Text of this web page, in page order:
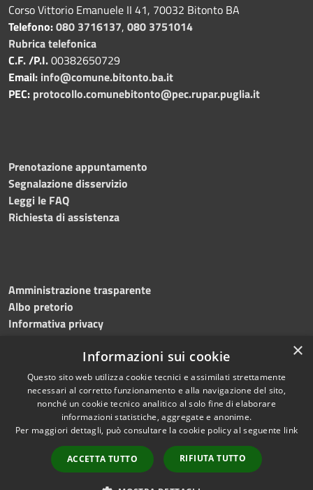
Corso Vittorio Emanuele II 41, 70032 Bitonto BA
Telefono:080 3716137, 080 3751014
Rubrica telefonica
C.F. /P.I.00382650729
Email: info@comune.bitonto.ba.it
PEC: protocollo.comunebitonto@pec.rupar.puglia.it
Prenotazione appuntamento
Segnalazione disservizio
Leggi le FAQ
Richiesta di assistenza
Amministrazione trasparente
Albo pretorio
Informativa privacy
Dichiarazione di accessibilità Meccanismo di feedback
RSS
Accessibilità
Copyright © 2026 • Comune di
Municipium•
Accesso
redazione
×
Informazioni sui cookie
Questo sito web utilizza cookie tecnici e assimilati strettamente
necessari al corretto funzionamento e alla navigazione del sito,
nonché un cookie tecnico analitico al solo fine di elaborare
informazioni statistiche, aggregate e anonime.
Per maggiori dettagli, può consultare la cookie policy al seguente link
ACCETTA TUTTO RIFIUTA TUTTO